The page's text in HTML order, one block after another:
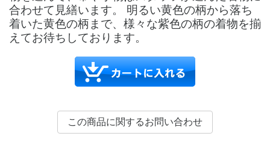
合わせて見繕います。 明るい黄色の柄から落ち
着いた黄色の柄まで、様々な紫色の柄の着物を揃
えてお待ちしております。